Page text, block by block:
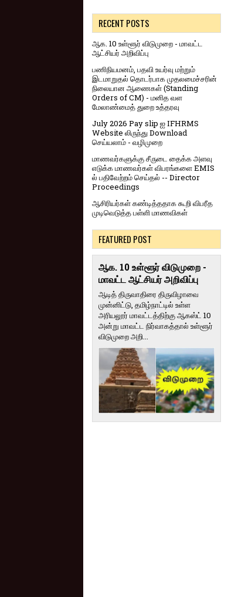
RECENT POSTS
ஆக. 10 உள்ளூர் விடுமுறை - மாவட்ட
ஆட்சியர் அறிவிப்பு
பணிநியமனம், பதவி உயர்வு மற்றும்
இடமாறுதல் தொடர்பாக முதலமைச்சரின்
நிலையான ஆணைகள் (Standing
Orders of CM) - மனித வள
மேலாண்மைத் துறை உத்தரவு
July 2026 Pay slip ஐ IFHRMS
Website லிருந்து Download
செய்யலாம் - வழிமுறை
மாணவர்களுக்கு சீருடை தைக்க அளவு
எடுக்க மாணவர்கள் விபரங்களை EMIS
ல் பதிவேற்றம் செய்தல் -- Director
Proceedings
ஆசிரியர்கள் கண்டித்ததாக கூறி விபரீத
முடிவெடுத்த பள்ளி மாணவிகள்
FEATURED POST
ஆக. 10 உள்ளூர் விடுமுறை -
மாவட்ட ஆட்சியர் அறிவிப்பு
ஆடித் திருவாதிரை திருவிழாவை
முன்னிட்டு, தமிழ்நாட்டில் உள்ள
அரியலூர் மாவட்டத்திற்கு ஆகஸ்ட் 10
அன்று மாவட்ட நிர்வாகத்தால் உள்ளூர்
விடுமுறை அறி...